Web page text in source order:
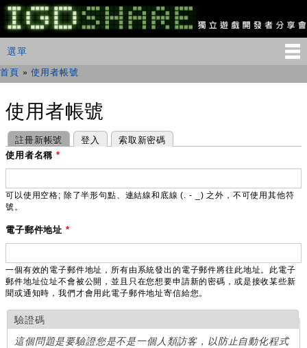
移
至
主
IGDSHARE
獨
遊
發
享
會
主選單
選單
您在這裡
首頁 »使用者帳號
使用者帳號
主要索引標籤
註冊新帳號
(作用中頁籤) 登入 索取新密碼
使用者名稱*
可以使用空格; 除了半形句點、連結線和底線 (. - _) 之外，不可使用其他符
號。
電子郵件地址 *
一個有效的電子郵件地址，所有由系統發出的電子郵件將往此地址。此電子
郵件地址位址不會被公開，並且只在您想要申請新的密碼，或是接收某些新
聞或通知時，我們才會用此電子郵件地址寄信給您。
驗證碼
這個問題是要驗證您是不是一個人類訪客，以防止自動化程式